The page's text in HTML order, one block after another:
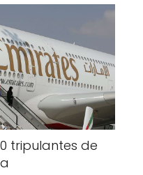
tripulantes de